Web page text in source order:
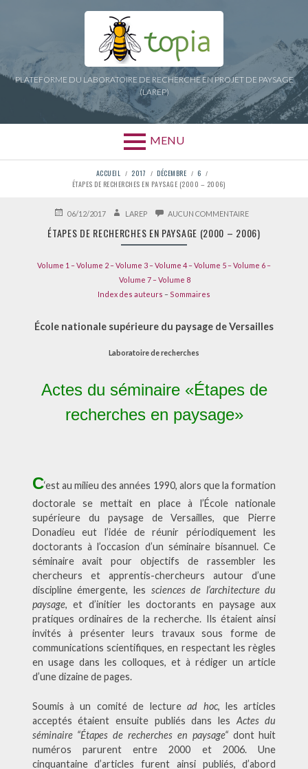
PLATEFORME DU LABORATOIRE DE RECHERCHE EN PROJET DE PAYSAGE
(LAREP)
MENU
D'ARIANE
ACCUEIL 2017 DÉCEMBRE
6
ÉTAPES DE RECHERCHES EN PAYSAGE (2000 – 2006)
PUBLIÉ06/12/2017 AUTEUR
LAREP AUCUN COMMENTAIRESUR
DE
PAYSAGE
ÉTAPES DE RECHERCHES EN PAYSAGE (2000 – 2006)
Volume 1 –Volume 2 –Volume 3 –Volume 4 –Volume 5 –Volume 6 –
Volume 7 –Volume 8
Index des auteurs – Sommaires
École nationale supérieure du paysage de Versailles
Laboratoire de recherches
Actes du séminaire «Étapes de
recherches en paysage»
C‘est au milieu des années 1990, alors que la formation
doctorale se mettait en place à l’École nationale
supérieure du paysage de Versailles, que Pierre
Donadieu eut l’idée de réunir périodiquement les
doctorants à l’occasion d’un séminaire bisannuel. Ce
séminaire avait pour objectifs de rassembler les
chercheurs et apprentis-chercheurs autour d’une
discipline émergente, les sciences de l’architecture du
paysage, et d’initier les doctorants en paysage aux
pratiques ordinaires de la recherche. Ils étaient ainsi
invités à présenter leurs travaux sous forme de
communications scientifiques, en respectant les règles
en usage dans les colloques, et à rédiger un article
d’une dizaine de pages.
Soumis à un comité de lecturead hoc, les articles
acceptés étaient ensuite publiés dans les Actes du
séminaire “Étapes de recherches en paysage“dont huit
numéros parurent entre 2000 et 2006. Une
cinquantaine d’articles furent ainsi publiés, d’abord